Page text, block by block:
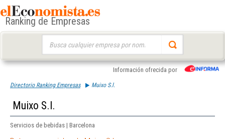
Ranking de Empresas
Información ofrecida por
Directorio Ranking Empresas Muixo S.l.
Muixo S.l.
Servicios de bebidas | Barcelona